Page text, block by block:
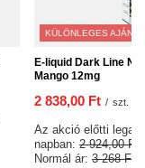
KÜLÖNLEGES
E-liquid Dark Line
Mango 12mg
2 838,00 Ft / szt.
Az akció előtti
napban: 2 924,00 Ft
Normál ár: 3 268 Ft